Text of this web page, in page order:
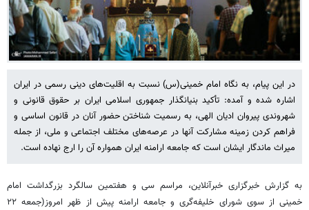
در این پیام، به نگاه امام خمینی(س) نسبت به اقلیت‌های دینی رسمی در ایران
اشاره شده و آمده: تأکید بنیانگذار جمهوری اسلامی ایران بر حقوق قانونی و
شهروندی پیروان ادیان الهی، به رسمیت شناختن حضور آنان در قانون اساسی و
فراهم کردن زمینه مشارکت آنها در عرصه‌های مختلف اجتماعی و ملی، از جمله
میراث ماندگار ایشان است که جامعه ارامنه ایران همواره آن را ارج نهاده است.
به گزارش خبرگزاری خبرآنلاین، مراسم سی و هفتمین سالگرد بزرگداشت امام
خمینی از سوی شورای خلیفه‌گری و جامعه ارامنه پیش از ظهر امروز(جمعه ۲۲